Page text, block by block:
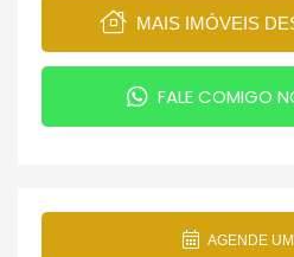
MAIS IMÓVEIS
FALE COMIGO
AGENDE